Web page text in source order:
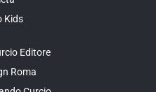
Kids
Editore
Roma